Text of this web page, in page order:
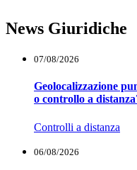
News Giuridiche
07/08/2026
Geolocalizzazione
o controllo a
Controlli a distanza
06/08/2026